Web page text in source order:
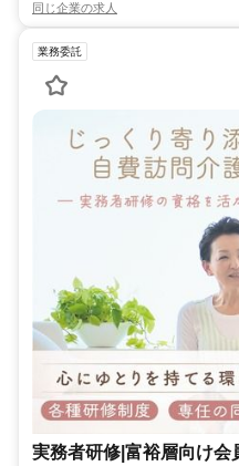
同じ企業の求人
業務委託
実務者研修|富裕層向け会